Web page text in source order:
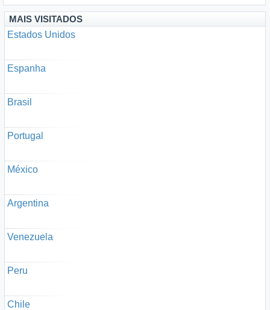
MAIS VISITADOS
Estados Unidos
Espanha
Brasil
Portugal
México
Argentina
Venezuela
Peru
Chile